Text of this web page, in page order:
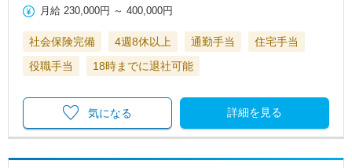
月給 230,000円 ～400,000円
社会保険完備 4週8休以上 通勤手当
住宅手当
役職手当
18時までに退社可能
詳細を見る
気になる